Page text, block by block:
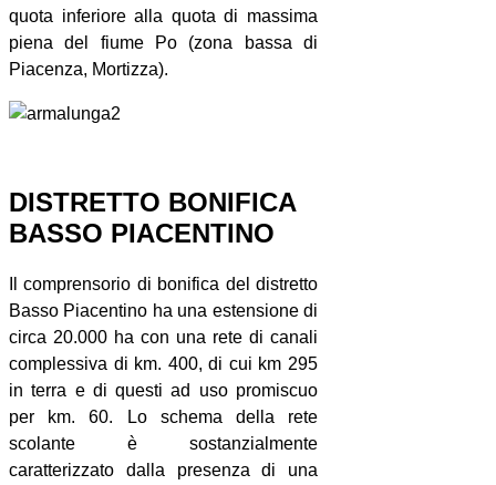
quota inferiore alla quota di massima
piena del fiume Po (zona bassa di
Piacenza, Mortizza).
DISTRETTO BONIFICA
BASSO PIACENTINO
Il comprensorio di bonifica del distretto
Basso Piacentino ha una estensione di
circa 20.000 ha con una rete di canali
complessiva di km. 400, di cui km 295
in terra e di questi ad uso promiscuo
per km. 60. Lo schema della rete
scolante è sostanzialmente
caratterizzato dalla presenza di una